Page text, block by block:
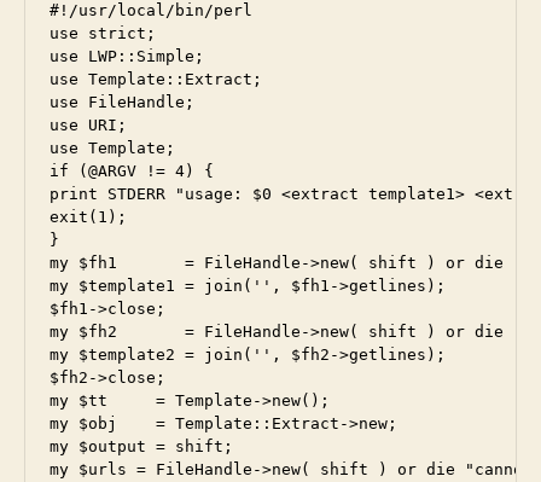
#!/usr/local/bin/perl
use strict;
use LWP::Simple;
use Template::Extract;
use FileHandle;
use URI;
use Template;
if (@ARGV != 4) {
print STDERR "usage: $0 <extract template1>
exit(1);
}
my $fh1       = FileHandle->new( shift ) or die
my $template1 = join('', $fh1->getlines);
$fh1->close;
my $fh2       = FileHandle->new( shift ) or die
my $template2 = join('', $fh2->getlines);
$fh2->close;
my $tt     = Template->new();
my $obj    = Template::Extract->new;
my $output = shift;
my $urls = FileHandle->new( shift ) or die